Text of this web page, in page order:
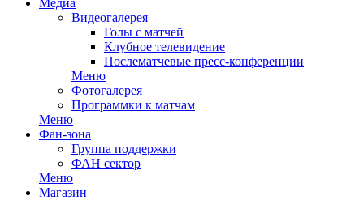
Медиа
Видеогалерея
Голы с матчей
Клубное телевидение
Послематчевые пресс-конференции
Меню
Фотогалерея
Программки к матчам
Меню
Фан-зона
Группа поддержки
ФАН сектор
Меню
Магазин